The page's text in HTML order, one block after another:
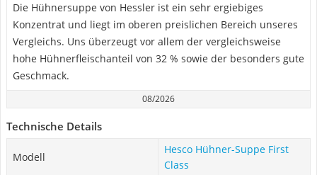
Die Hühnersuppe von Hessler ist ein sehr ergiebiges
Konzentrat und liegt im oberen preislichen Bereich unseres
Vergleichs. Uns überzeugt vor allem der vergleichsweise
hohe Hühnerfleischanteil von 32 % sowie der besonders gute
Geschmack.
08/2026
Technische Details
Modell
Hesco Hühner-Suppe First
Class